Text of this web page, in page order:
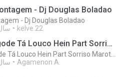
- Dj Douglas Boladao
- Dj Douglas Boladao
15 kelve.22
Turma do Pagode Tá Louco Hein Part Sorriso Maroto (Ao Vivo) DVD 2014
12 Agamenon A.